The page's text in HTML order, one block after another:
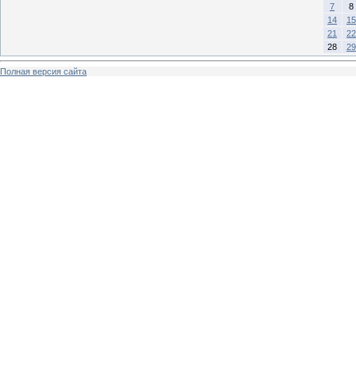
7
8
14
15
21
22
28
29
Полная версия сайта